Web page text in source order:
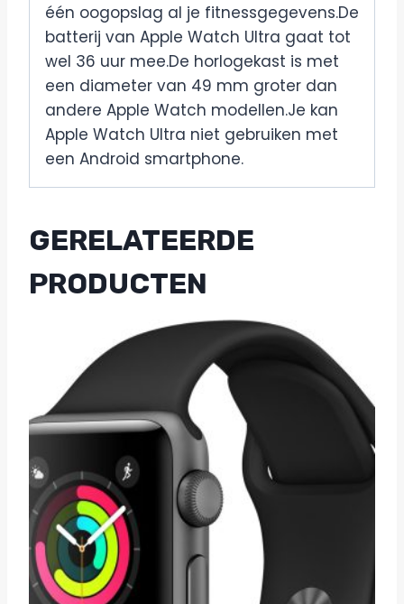
één oogopslag al je fitnessgegevens.De
batterij van Apple Watch Ultra gaat tot
wel 36 uur mee.De horlogekast is met
een diameter van 49 mm groter dan
andere Apple Watch modellen.Je kan
Apple Watch Ultra niet gebruiken met
een Android smartphone.
GERELATEERDE
PRODUCTEN